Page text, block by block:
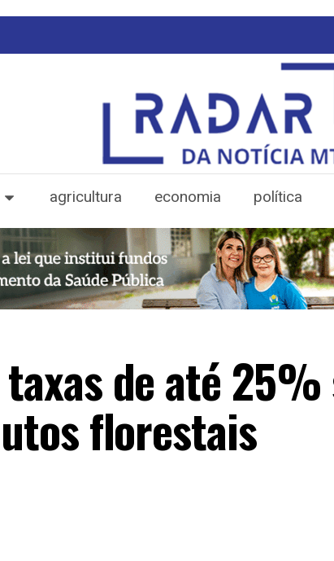
agricultura economia política
de até 25%
florestais